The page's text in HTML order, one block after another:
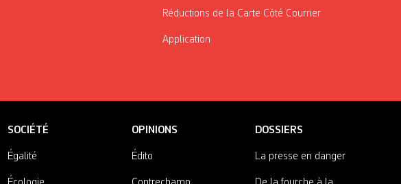
Réductions de la Carte Côté Courrier
Application
SOCIÉTÉ
Égalité
OPINIONS
Édito
DOSSIERS
La presse en danger